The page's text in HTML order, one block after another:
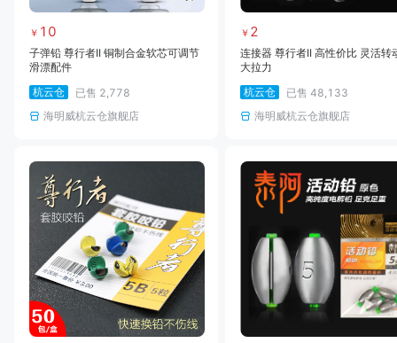
￥ 10
子弹铅 尊行者II 铜制合金软芯可调节
滑漂配件
杭云仓
已售 2,778
海明威杭云仓旗舰店
￥ 2
连接器 尊行者II 高性价比 灵活转
大拉力
杭云仓
已售 48,133
海明威杭云仓旗舰店